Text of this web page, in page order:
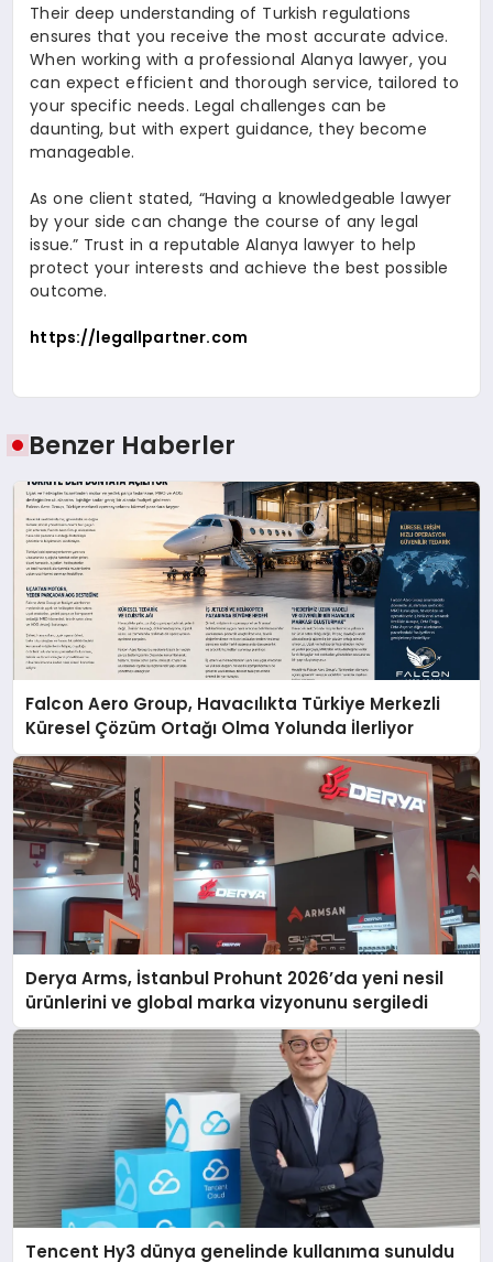
Their deep understanding of Turkish regulations
ensures that you receive the most accurate advice.
When working with a professional Alanya lawyer, you
can expect efficient and thorough service, tailored to
your specific needs. Legal challenges can be
daunting, but with expert guidance, they become
manageable.
As one client stated, “Having a knowledgeable lawyer
by your side can change the course of any legal
issue.” Trust in a reputable Alanya lawyer to help
protect your interests and achieve the best possible
outcome.
https://legallpartner.com
Benzer Haberler
Falcon Aero Group, Havacılıkta Türkiye Merkezli
Küresel Çözüm Ortağı Olma Yolunda İlerliyor
Derya Arms, İstanbul Prohunt 2026’da yeni nesil
ürünlerini ve global marka vizyonunu sergiledi
Tencent Hy3 dünya genelinde kullanıma sunuldu